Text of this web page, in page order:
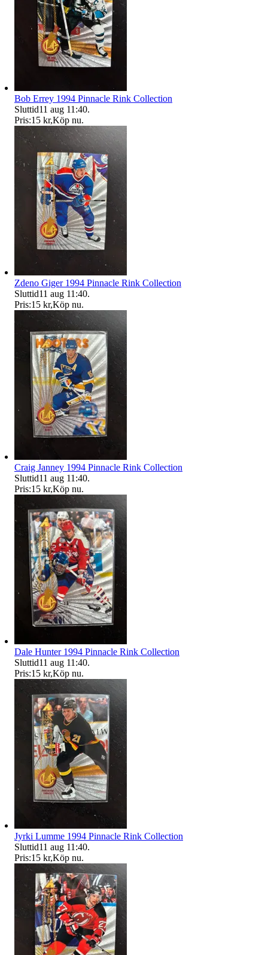
Bob Errey 1994 Pinnacle Rink Collection
Sluttid11 aug 11:40.
Pris:15 kr,Köp nu.
Zdeno Giger 1994 Pinnacle Rink Collection
Sluttid11 aug 11:40.
Pris:15 kr,Köp nu.
Craig Janney 1994 Pinnacle Rink Collection
Sluttid11 aug 11:40.
Pris:15 kr,Köp nu.
Dale Hunter 1994 Pinnacle Rink Collection
Sluttid11 aug 11:40.
Pris:15 kr,Köp nu.
Jyrki Lumme 1994 Pinnacle Rink Collection
Sluttid11 aug 11:40.
Pris:15 kr,Köp nu.